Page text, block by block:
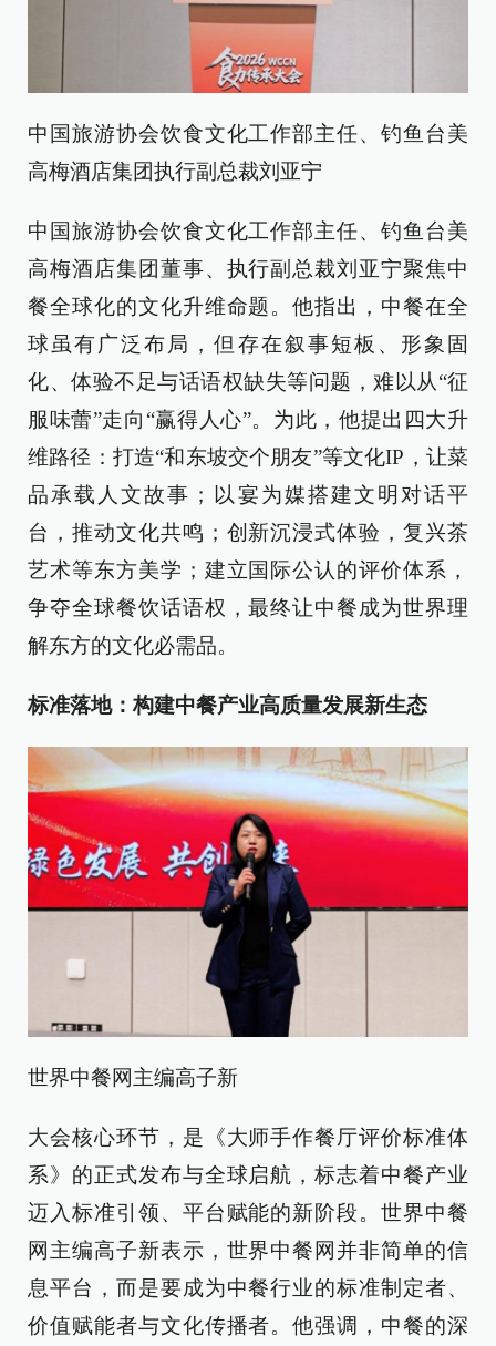
中国旅游协会饮食文化工作部主任、钓鱼台美
高梅酒店集团执行副总裁刘亚宁
中国旅游协会饮食文化工作部主任、钓鱼台美
高梅酒店集团董事、执行副总裁刘亚宁聚焦中
餐全球化的文化升维命题。他指出，中餐在全
球虽有广泛布局，但存在叙事短板、形象固
化、体验不足与话语权缺失等问题，难以从“征
服味蕾”走向“赢得人心”。为此，他提出四大升
维路径：打造“和东坡交个朋友”等文化IP，让菜
品承载人文故事；以宴为媒搭建文明对话平
台，推动文化共鸣；创新沉浸式体验，复兴茶
艺术等东方美学；建立国际公认的评价体系，
争夺全球餐饮话语权，最终让中餐成为世界理
解东方的文化必需品。
标准落地：构建中餐产业高质量发展新生态
世界中餐网主编高子新
大会核心环节，是《大师手作餐厅评价标准体
系》的正式发布与全球启航，标志着中餐产业
迈入标准引领、平台赋能的新阶段。世界中餐
网主编高子新表示，世界中餐网并非简单的信
息平台，而是要成为中餐行业的标准制定者、
价值赋能者与文化传播者。他强调，中餐的深